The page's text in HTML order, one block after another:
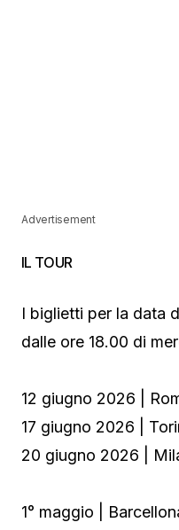
Advertisement
IL TOUR
I biglietti per la data
dalle ore 18.00 di
12 giugno 2026 |
17 giugno 2026 |
20 giugno 2026 |
1° maggio |